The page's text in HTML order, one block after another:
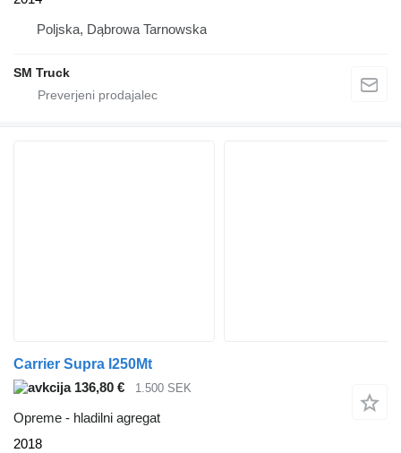
Poljska, Dąbrowa Tarnowska
SM Truck
Carrier Supra I250Mt
136,80 €
1.500 SEK
Opreme - hladilni agregat
2018